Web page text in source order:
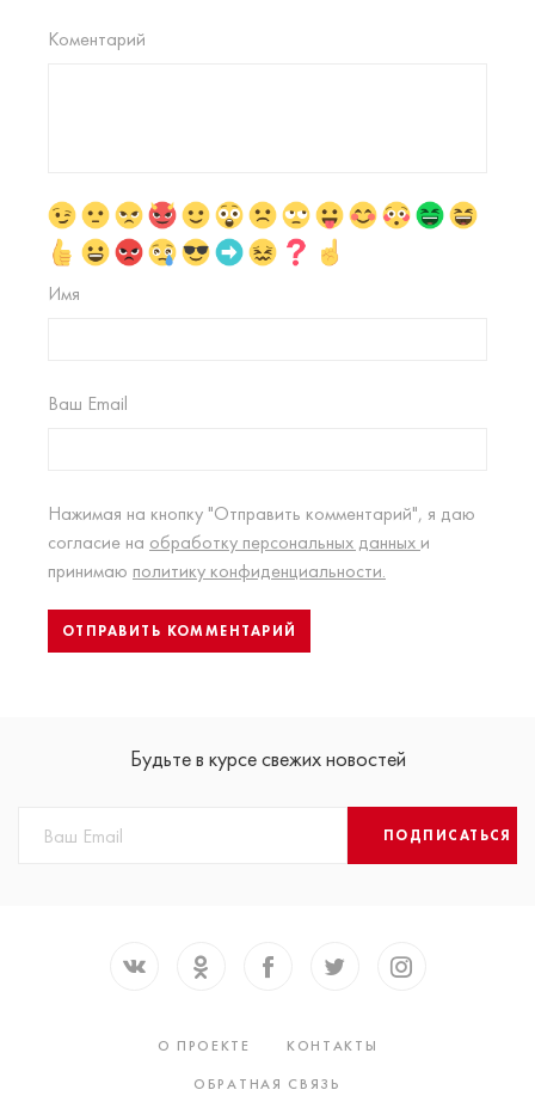
Коментарий
Имя
Ваш Email
Нажимая на кнопку "Отправить комментарий", я даю
согласие на обработку персональных данных и
принимаю политику конфиденциальности.
Будьте в курсе свежих новостей
ПОДПИСАТЬСЯ
О ПРОЕКТЕ
КОНТАКТЫ
ОБРАТНАЯ СВЯЗЬ